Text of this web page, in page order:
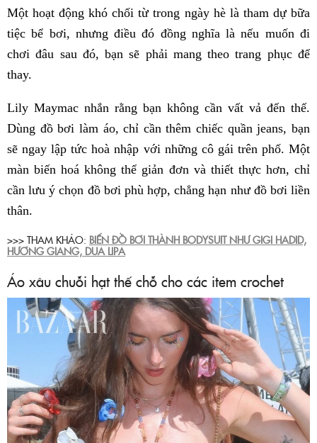
Một hoạt động khó chối từ trong ngày hè là tham dự bữa
tiệc bể bơi, nhưng điều đó đồng nghĩa là nếu muốn đi
chơi đâu sau đó, bạn sẽ phải mang theo trang phục để
thay.
Lily Maymac nhắn rằng bạn không cần vất vả đến thế.
Dùng đồ bơi làm áo, chỉ cần thêm chiếc quần jeans, bạn
sẽ ngay lập tức hoà nhập với những cô gái trên phố. Một
màn biến hoá không thể giản đơn và thiết thực hơn, chỉ
cần lưu ý chọn đồ bơi phù hợp, chẳng hạn như đồ bơi liền
thân.
>>> THAM KHẢO: BIẾN ĐỒ BƠI THÀNH BODYSUIT NHƯ GIGI HADID,
HƯƠNG GIANG, DUA LIPA
Áo xâu chuỗi hạt thế chỗ cho các item crochet